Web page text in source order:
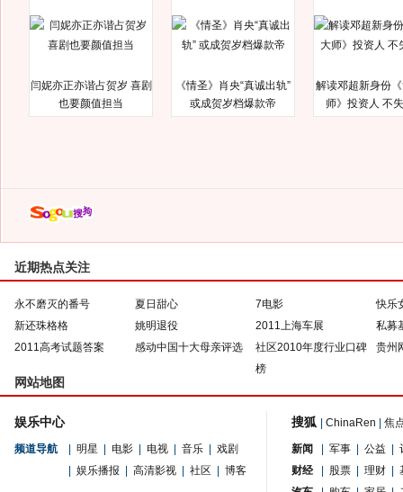
闫妮亦正亦谐占贺岁 喜剧
也要颜值担当
《情圣》肖央“真诚出轨”
或成贺岁档爆款帝
解读邓超新身份
师》投资人 不
近期热点关注
永不磨灭的番号 夏日甜心 7电影
快乐
新还珠格格
姚明退役 2011上海车展
私募
2011高考试题答案
感动中国十大母亲评选
社区2010年度行业口碑
榜
贵州
网站地图
娱乐中心
频道导航 明星 电影 电视 音乐
戏剧
娱乐播报 高清影视 社区 博客
搜狐 ChinaRen 焦
新闻 军事 公益
财经
股票 理财